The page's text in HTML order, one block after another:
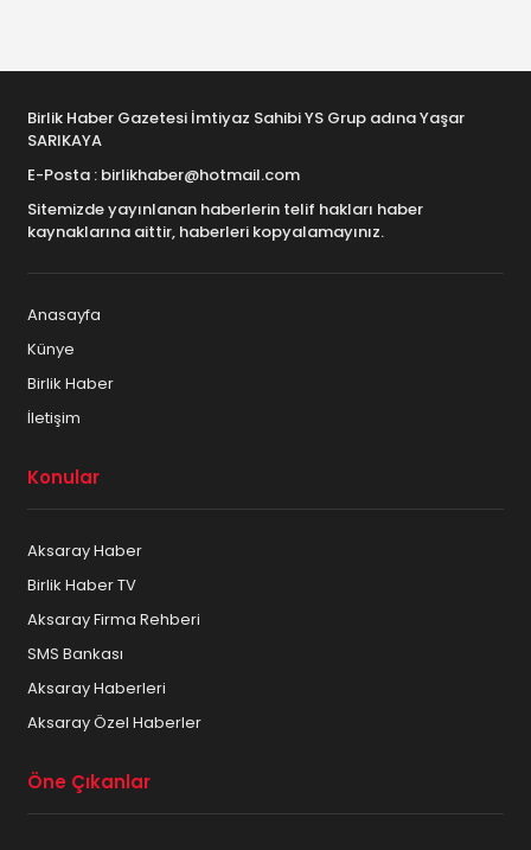
Birlik Haber Gazetesi İmtiyaz Sahibi YS Grup adına Yaşar
SARIKAYA
E-Posta : birlikhaber@hotmail.com
Sitemizde yayınlanan haberlerin telif hakları haber
kaynaklarına aittir, haberleri kopyalamayınız.
Anasayfa
Künye
Birlik Haber
İletişim
Konular
Aksaray Haber
Birlik Haber TV
Aksaray Firma Rehberi
SMS Bankası
Aksaray Haberleri
Aksaray Özel Haberler
Öne Çıkanlar